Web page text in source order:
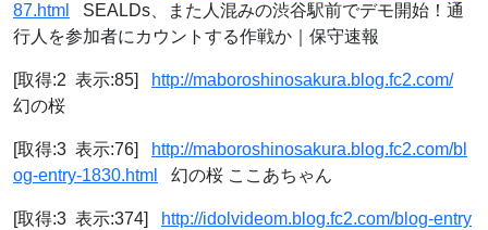
87.html
SEALDs、また人混みの渋谷駅前でデモ開始！通
行人を参加者にカウントする作戦か｜保守速報
[取得:2 表示:85]
http://maboroshinosakura.blog.fc2.com/
幻の桜
[取得:3 表示:76]
http://maboroshinosakura.blog.fc2.com/bl
og-entry-1830.html
幻の桜 ここあちゃん
[取得:3 表示:374]
http://idolvideom.blog.fc2.com/blog-entry